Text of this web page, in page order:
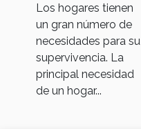
préstamo al
consumo?
Los hogares tienen
un gran número de
necesidades para su
supervivencia. La
principal necesidad
de un hogar...